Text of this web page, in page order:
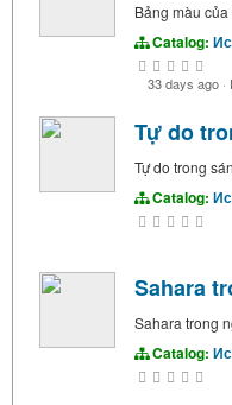
Bảng màu
Catalog:
33 days ago ·
Tự do
Tự do trong
Catalog:
Sahara
Sahara trong
Catalog: